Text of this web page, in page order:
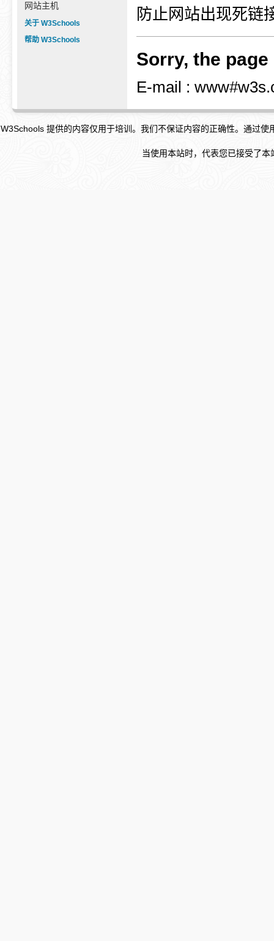
网站主机
关于 W3Schools
帮助 W3Schools
防止网站出现死链
Sorry, the
E-mail :
W3Schools 提供的内容仅用于培训。我们不保证内容的正确性。通过
当使用本站时，代表您已接受了本